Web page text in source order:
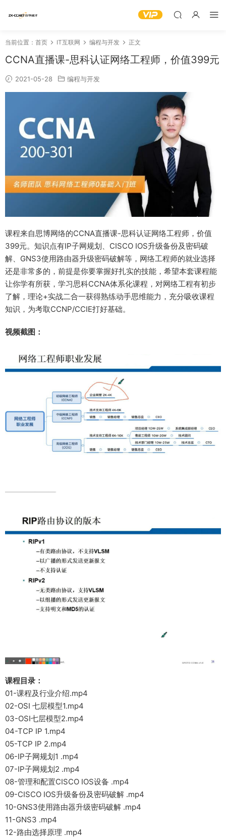
当前位置： 首页 IT互联网 编程与开发 正文
CCNA直播课-思科认证网络工程师，价值399元
2021-05-28 编程与开发
课程来自思博网络的CCNA直播课-思科认证网络工程师，价值
399元。知识点有IP子网规划、CISCO IOS升级备份及密码破
解、GNS3使用路由器升级密码破解等，网络工程师的就业选择
还是非常多的，前提是你要掌握好扎实的技能，希望本套课程能
让你学有所获，学习思科CCNA体系化课程，对网络工程有初步
了解，理论+实战二合一获得熟练动手思维能力，充分吸收课程
知识，为考取CCNP/CCIE打好基础。
视频截图：
课程目录：
01-课程及行业介绍.mp4
02-OSI 七层模型1.mp4
03-OSI七层模型2.mp4
04-TCP IP 1.mp4
05-TCP IP 2.mp4
06-IP子网规划1 .mp4
07-IP子网规划2 .mp4
08-管理和配置CISCO IOS设备 .mp4
09-CISCO IOS升级备份及密码破解 .mp4
10-GNS3使用路由器升级密码破解 .mp4
11-GNS3 .mp4
12-路由选择原理 .mp4